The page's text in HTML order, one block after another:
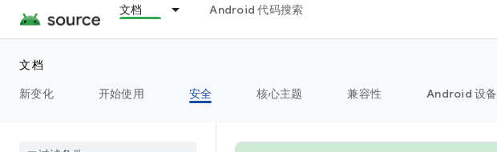
文档 Android 代码搜索
文档
新变化
开始使用 安全 核心主题 兼容性 Android 设备